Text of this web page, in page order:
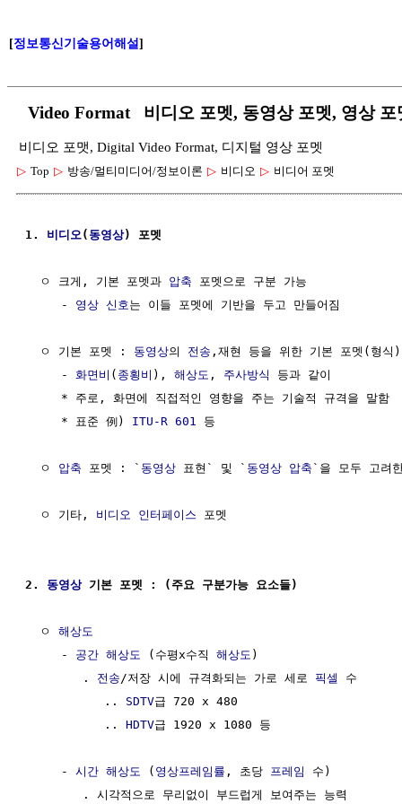
[정보통신기술용어해설]
Video Format 비디오 포멧, 동영상 포멧, 영상 포
비디오 포맷, Digital Video Format, 디지털 영상 포멧
▷ Top ▷ 방송/멀티미디어/정보이론 ▷ 비디오 ▷ 비디어 포멧
1. 비디오 ( 동영상) 포멧
  ㅇ 크게, 기본 포멧과
압축 포멧으로 구분 가능
     -
영상 신호는 이들 포멧에 기반을 두고 만들어짐
  ㅇ 기본 포멧 :
동영상의 전송 ,재현 등을 위한 기본 포멧(형식)
     -
화면비 ( 종횡비 ), 해상도 , 주사방식
등과 같이
     * 주로, 화면에 직접적인 영향을 주는 기술적 규격을 말함
     * 표준 例)
ITU-R 601 등
  ㅇ
압축 포멧 : ` 동영상 표현` 및 ` 동영상 압축 `을 모두 고려
  ㅇ 기타,
비디오 인터페이스 포멧
2. 동영상 기본 포멧 : (주요 구분가능 요소들)
  ㅇ
해상도
     -
공간 해상도 (수평x수직 해상도 )
        .
전송 /저장 시에 규격화되는 가로 세로 픽셀
수
           ..
SDTV급 720 x 480
           ..
HDTV급 1920 x 1080 등
     -
시간 해상도 ( 영상프레임률 , 초당 프레임
수)
        . 시각적으로 무리없이 부드럽게 보여주는 능력